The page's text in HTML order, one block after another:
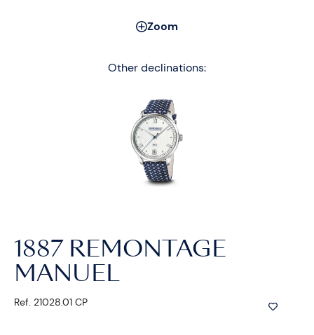
Zoom
Other declinations:
1887 REMONTAGE
MANUEL
Ref. 21028.01 CP